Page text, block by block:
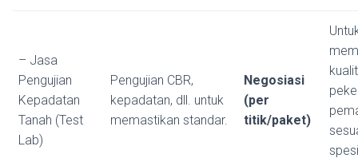
– Jasa
Pengujian
Kepadatan
Tanah (Test
Lab)
Pengujian CBR,
kepadatan, dll. untuk
memastikan standar.
Negosiasi
(per
titik/paket)